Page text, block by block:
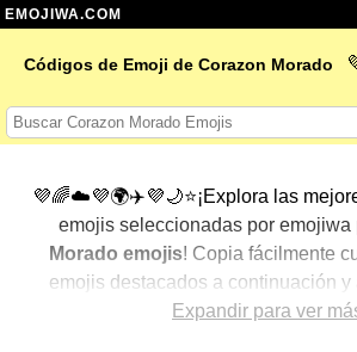
EMOJIWA.COM
Códigos de Emoji de Corazon Morado
💜🌈☁️💜🌍✈️💜🌙⭐¡Explora las
emojis seleccionadas por emojiwa
Morado emojis! Copia fácilmente
emojis destacados a continuación y
conversaciones para un toque
Expandir para ver